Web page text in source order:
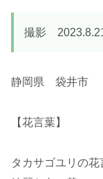
撮影
静岡県 袋井市
【花言葉】
タカサゴユリの